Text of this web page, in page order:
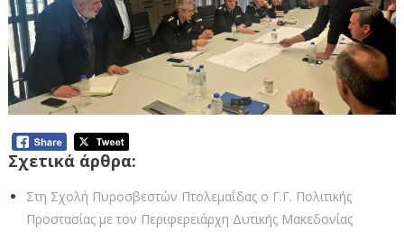
Σχετικά άρθρα:
Στη Σχολή Πυροσβεστών Πτολεμαΐδας ο Γ.Γ. Πολιτικής
Προστασίας με τον Περιφερειάρχη Δυτικής Μακεδονίας